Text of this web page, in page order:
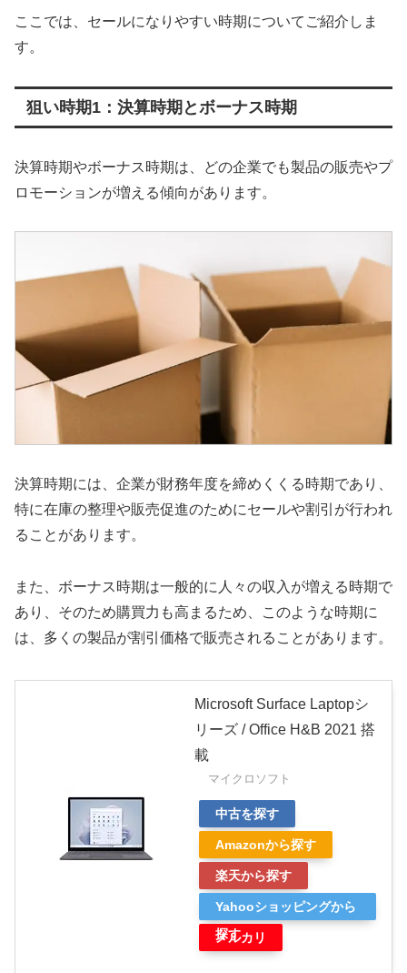
ここでは、セールになりやすい時期についてご紹介しま
す。
狙い時期1：決算時期とボーナス時期
決算時期やボーナス時期は、どの企業でも製品の販売やプ
ロモーションが増える傾向があります。
決算時期には、企業が財務年度を締めくくる時期であり、
特に在庫の整理や販売促進のためにセールや割引が行われ
ることがあります。
また、ボーナス時期は一般的に人々の収入が増える時期で
あり、そのため購買力も高まるため、このような時期に
は、多くの製品が割引価格で販売されることがあります。
Microsoft Surface Laptopシ
リーズ / Office H&B 2021 搭
載
マイクロソフト
中古を探す
Amazonから探す
楽天から探す
Yahooショッピングから
探す
メルカリ